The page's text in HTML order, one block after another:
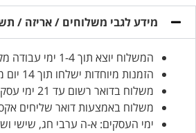
מידע לגבי משלוחים / אריזה /
המשלוח יוצא תוך 1-4 ימי עבודה מקבלת התשלום. אם ההזמנה דחופה, אנא ציינו זאת בהזמנה.
הזמנות מיוחדות ישלחו תוך 14 יום מקבלת התשלום. (אשתדל קודם…)
משלוח בדואר רשום עד 21 ימי עסקים.
משלוח באמצעות דואר שליחים אקספרס 2-8 ימי
ימי העסקים: א-ה ערבי חג, שישי